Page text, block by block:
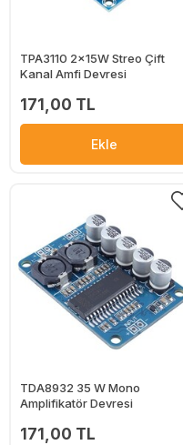
TPA3110 2x15W Streo Çift
Kanal Amfi Devresi
171,00 TL
Ekle
TDA8932 35 W Mono
Amplifikatör Devresi
171,00 TL